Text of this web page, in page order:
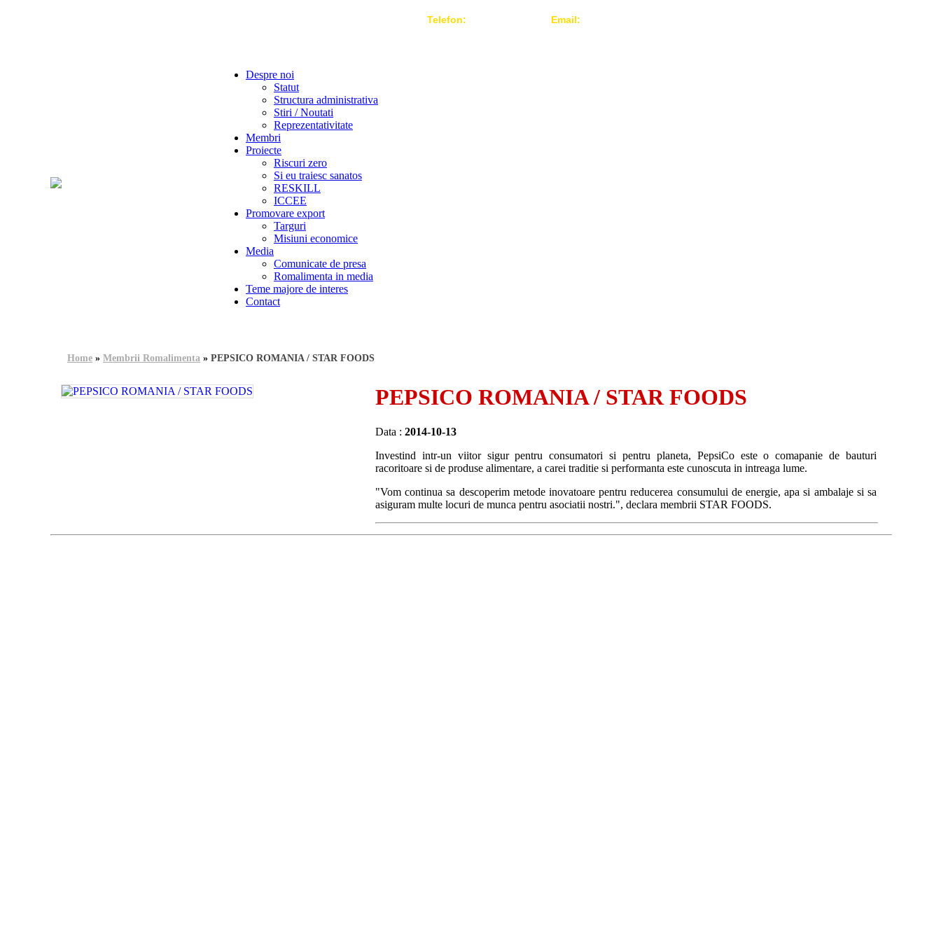
Telefon: Email:
Despre noi
Statut
Structura administrativa
Stiri / Noutati
Reprezentativitate
Membri
Proiecte
Riscuri zero
Si eu traiesc sanatos
RESKILL
ICCEE
Promovare export
Targuri
Misiuni economice
Media
Comunicate de presa
Romalimenta in media
Teme majore de interes
Contact
Home » Membrii Romalimenta » PEPSICO ROMANIA / STAR FOODS
PEPSICO ROMANIA / STAR FOODS
Data : 2014-10-13
Investind intr-un viitor sigur pentru consumatori si pentru planeta, PepsiCo este o comapanie de bauturi
racoritoare si de produse alimentare, a carei traditie si performanta este cunoscuta in intreaga lume.
"Vom continua sa descoperim metode inovatoare pentru reducerea consumului de energie, apa si ambalaje si sa
asiguram multe locuri de munca pentru asociatii nostri.", declara membrii STAR FOODS.